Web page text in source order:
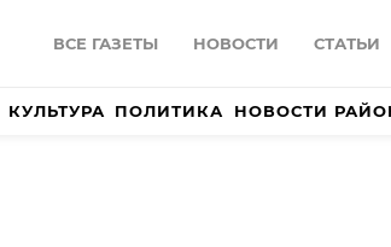
ВСЕ ГАЗЕТЫ НОВОСТИ СТАТЬИ
КУЛЬТУРА ПОЛИТИКА НОВОСТИ